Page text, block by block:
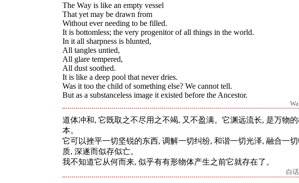
The Way is like an empty vessel
That yet may be drawn from
Without ever needing to be filled.
It is bottomless; the very progenitor of all things in the world.
In it all sharpness is blunted,
All tangles untied,
All glare tempered,
All dust soothed.
It is like a deep pool that never dries.
Was it too the child of something else? We cannot tell.
But as a substanceless image it existed before the Ancestor.
道体冲和, 它既取之不尽用之不竭, 又不盈满。它渊远流长, 是万物的
本。
它可以挫平一切坚锐的东西, 调解一切纠纷, 和谐一切光泽, 融合一切
质, 深遂而似存似亡。
我不知道它从何而来, 似乎有有形物体产生之前它就存在了。
白